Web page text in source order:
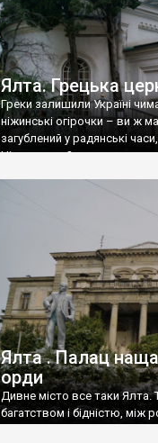
Ялта. Грецька
Греки залишили Україні
ніжинські огірочки – ви ж
загублений у радянські
Ніжин греки?
Ялта . Палац
орди
Дивне місто все таки Ялта.
багатством і бідністю, між